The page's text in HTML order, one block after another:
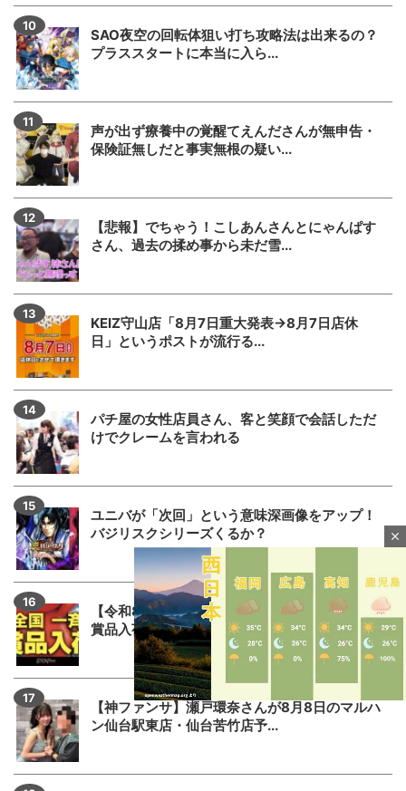
SAO夜空の回転体狙い打ち攻略法は出来るの？
プラススタートに本当に入ら...
声が出ず療養中の覚醒てえんださんが無申告・
保険証無しだと事実無根の疑い...
【悲報】でちゃう！こしあんさんとにゃんぱす
さん、過去の揉め事から未だ雪...
KEIZ守山店「8月7日重大発表→8月7日店休
日」というポストが流行る...
パチ屋の女性店員さん、客と笑顔で会話しただ
けでクレームを言われる
ユニバが「次回」という意味深画像をアップ！
バジリスクシリーズくるか？
【令和8年8月8日】Dステーションが全国一斉
賞品入荷をする模様！全国的...
【神ファンサ】瀬戸環奈さんが8月8日のマルハ
ン仙台駅東店・仙台苦竹店予...
close